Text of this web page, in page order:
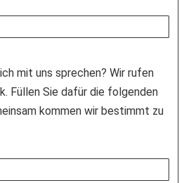
mit uns sprechen? Wir rufen
Füllen Sie dafür die folgenden
kommen wir bestimmt zu